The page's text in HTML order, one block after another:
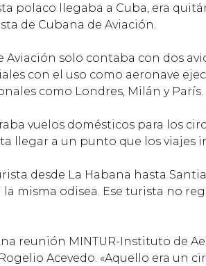
polaco llegaba a Cuba, era
de Cubana de Aviación.
Aviación solo contaba con dos
con el uso como aeronave
como Londres, Milán y París.
vuelos domésticos para los
llegar a un punto que los viajes
desde La Habana hasta
misma odisea. Ese turista no
reunión MINTUR-Instituto de
Acevedo. «Aquello era un